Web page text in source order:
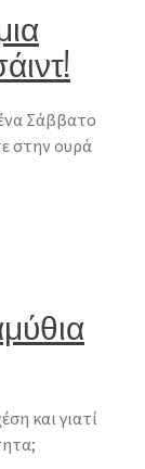
Σάββατο
στην ουρά
και γιατί